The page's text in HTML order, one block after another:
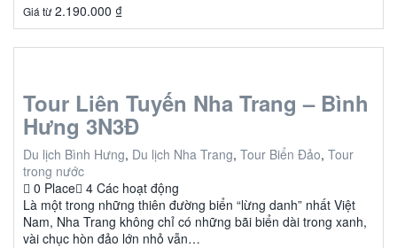
Giá từ 2.190.000 ₫
Tour Liên Tuyến Nha Trang – Bình
Hưng 3N3Đ
Du lịch Bình Hưng, Du lịch Nha Trang, Tour Biển Đảo, Tour
trong nước
0 Place 4 Các hoạt động
Là một trong những thiên đường biển “lừng danh” nhất Việt
Nam, Nha Trang không chỉ có những bãi biển dài trong xanh,
vài chục hòn đảo lớn nhỏ vẫn…